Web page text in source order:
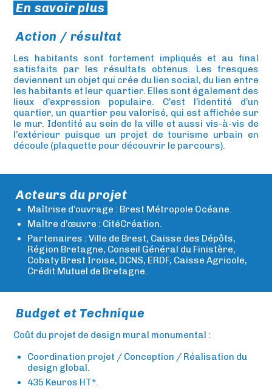
En savoir plus
Action / résultat
Les habitants sont fortement impliqués et au final
satisfaits par les résultats obtenus. Les fresques
deviennent un objet qui crée du lien social, du lien entre
les habitants et leur quartier. Elles sont également des
lieux d’expression populaire. C’est l’identité d’un
quartier, un quartier peu valorisé, qui est affichée sur
le mur. Identité au sein de la ville et aussi vis-à-vis de
l’extérieur puisque un projet de tourisme urbain en
découle (plaquette pour découvrir le parcours).
Acteurs du projet
Maîtrise d’ouvrage : Brest Métropole Océane.
Maître d’œuvre : CitéCréation.
Partenaires : Ville de Brest, Caisse des Dépôts,
Région Bretagne, Conseil Général du Finistère,
Cobaty Brest Iroise, DCNS, ERDF, Caisse Agricole,
Crédit Mutuel de Bretagne.
Budget et Technique
Coût du projet de design mural monumental :
Coordination projet / Conception / Réalisation du
design global.
435 Keuros HT*.